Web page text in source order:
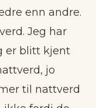
enn andre.
Jeg har
er blitt kjent
jo
til nattverd